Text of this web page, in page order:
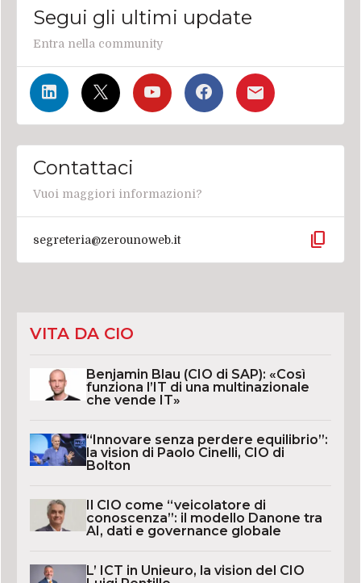
Segui gli ultimi update
Entra nella community
Contattaci
Vuoi maggiori informazioni?
segreteria@zerounoweb.it content_copy
VITA DA CIO
Benjamin Blau (CIO di SAP): «Così
funziona l’IT di una multinazionale
che vende IT»
“Innovare senza perdere equilibrio”:
la vision di Paolo Cinelli, CIO di
Bolton
Il CIO come “veicolatore di
conoscenza”: il modello Danone tra
AI, dati e governance globale
L’ ICT in Unieuro, la vision del CIO